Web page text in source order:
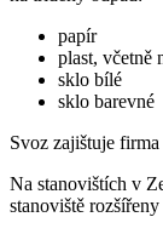
papír
plast, včetně
sklo bílé
sklo barevné
Svoz zajištuje
Na stanovištích v
stanoviště rozšířeny